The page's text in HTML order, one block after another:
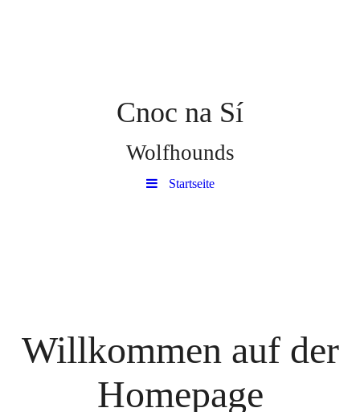
Cnoc na Sí
Wolfhounds
Startseite
Willkommen auf der
Homepage